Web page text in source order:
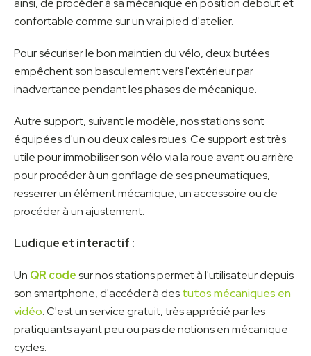
ainsi, de procéder à sa mécanique en position debout et
confortable comme sur un vrai pied d'atelier.
Pour sécuriser le bon maintien du vélo, deux butées
empêchent son basculement vers l'extérieur par
inadvertance pendant les phases de mécanique.
Autre support, suivant le modèle, nos stations sont
équipées d'un ou deux cales roues. Ce support est très
utile pour immobiliser son vélo via la roue avant ou arrière
pour procéder à un gonflage de ses pneumatiques,
resserrer un élément mécanique, un accessoire ou de
procéder à un ajustement.
Ludique et interactif :
Un QR codesur nos stations permet à l'utilisateur depuis
son smartphone, d'accéder à destutos mécaniques en
vidéo. C'est un service gratuit, très apprécié par les
pratiquants ayant peu ou pas de notions en mécanique
cycles.